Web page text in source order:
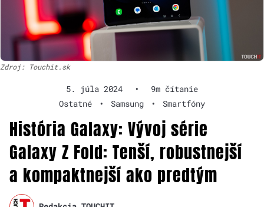
Zdroj: Touchit.sk
5. júla 2024 •
9m čítanie
Ostatné
• Samsung • Smartfóny
História Galaxy: Vývoj série
Galaxy Z Fold: Tenší, robustnejší
a kompaktnejší ako predtým